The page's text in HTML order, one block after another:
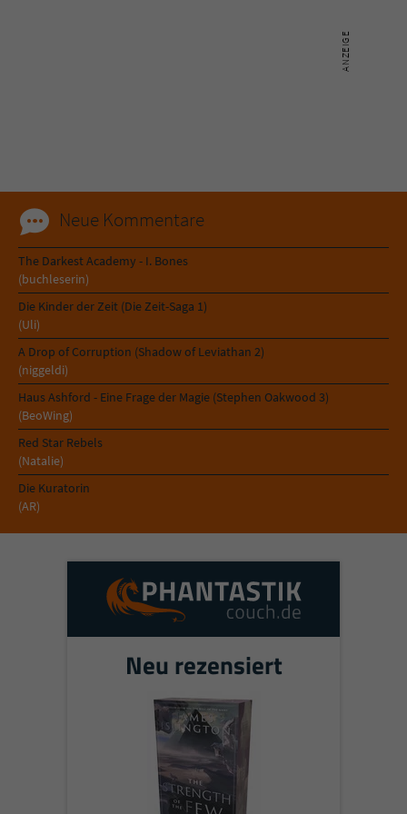
Neue Kommentare
The Darkest Academy - I. Bones
(buchleserin)
Die Kinder der Zeit (Die Zeit-Saga 1)
(Uli)
A Drop of Corruption (Shadow of Leviathan 2)
(niggeldi)
Haus Ashford - Eine Frage der Magie (Stephen Oakwood 3)
(BeoWing)
Red Star Rebels
(Natalie)
Die Kuratorin
(AR)
Neu rezensiert
Name fe_typo_user
Anbieter Literatur-Couch Medien GmbH & Co. KG
Laufzeit Session
Zweck
Dieses Cookie gewährleistet die
Benutzer. Es wird benötigt um z. B. den
überprüfen.